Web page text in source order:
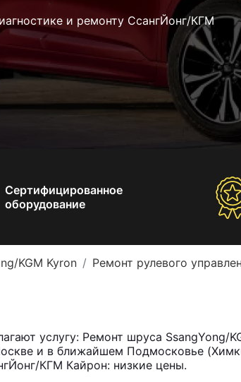
и ремонту СсангЙонг/КГМ
Сертифицированное
оборудование
KGM Kyron
Ремонт рулевого
услугу: Ремонт шруса SsangYong/
и в ближайшем Подмосковье
КГМ Кайрон: низкие цены.